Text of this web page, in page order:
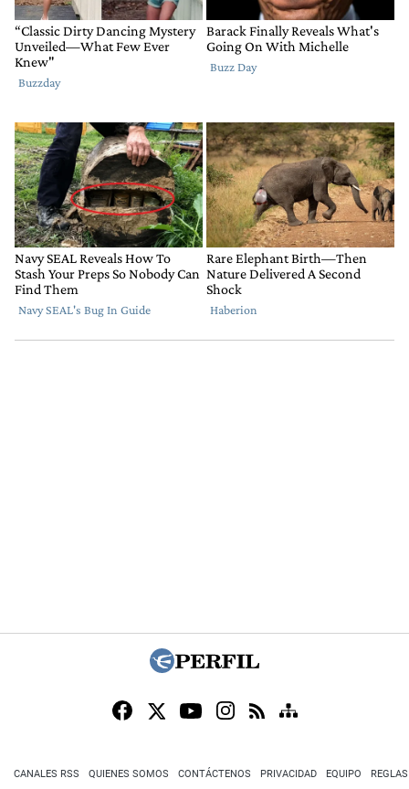
CANALES RSS QUIENES SOMOS CONTÁCTENOS PRIVACIDAD EQUIPO